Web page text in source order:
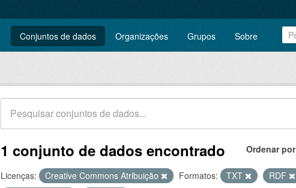
Conjuntos de dados Organizações Grupos Sobre
Ordenar por
1 conjunto de dados encontrado
Licenças: Creative Commons Atribuição Formatos: TXT RDF